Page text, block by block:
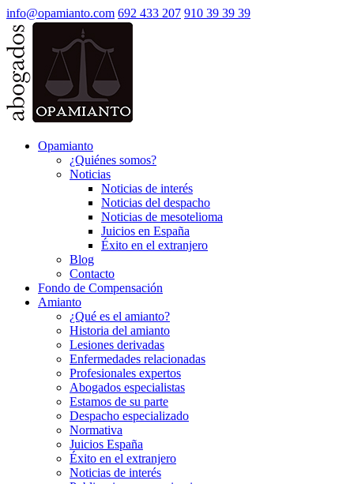
info@opamianto.com 692 433 207 910 39 39 39
Opamianto
¿Quiénes somos?
Noticias
Noticias de interés
Noticias del despacho
Noticias de mesotelioma
Juicios en España
Éxito en el extranjero
Blog
Contacto
Fondo de Compensación
Amianto
¿Qué es el amianto?
Historia del amianto
Lesiones derivadas
Enfermedades relacionadas
Profesionales expertos
Abogados especialistas
Estamos de su parte
Despacho especializado
Normativa
Juicios España
Éxito en el extranjero
Noticias de interés